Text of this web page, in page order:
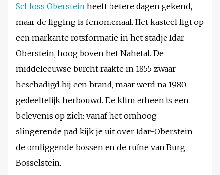
Schloss Oberstein heeft betere dagen gekend,
maar de ligging is fenomenaal. Het kasteel ligt op
een markante rotsformatie in het stadje Idar-
Oberstein, hoog boven het Nahetal. De
middeleeuwse burcht raakte in 1855 zwaar
beschadigd bij een brand, maar werd na 1980
gedeeltelijk herbouwd. De klim erheen is een
belevenis op zich: vanaf het omhoog
slingerende pad kijk je uit over Idar-Oberstein,
de omliggende bossen en de ruïne van Burg
Bosselstein.